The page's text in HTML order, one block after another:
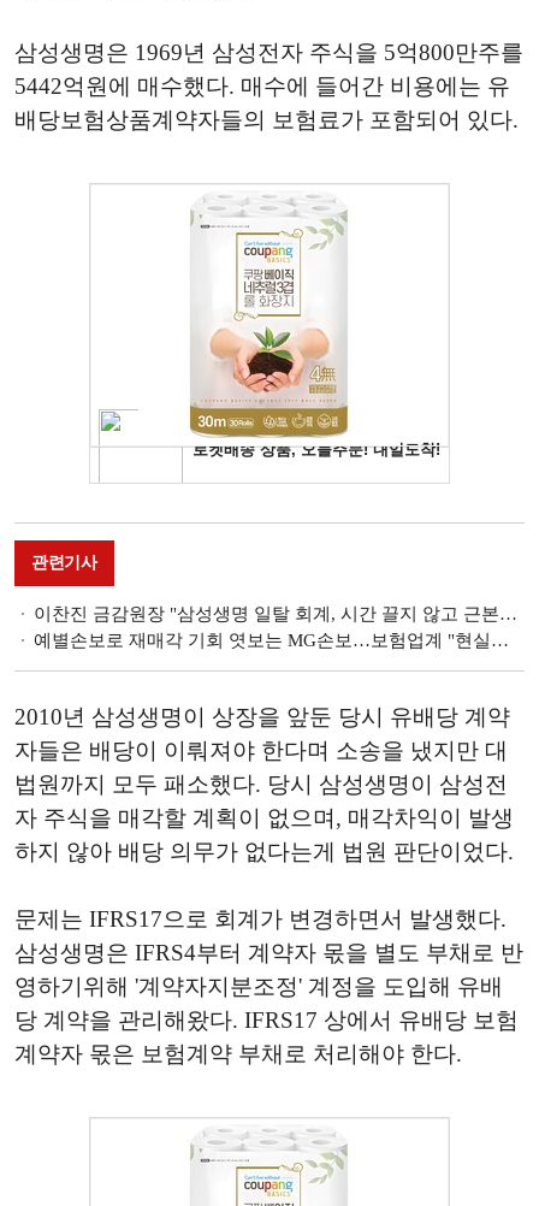
삼성생명은 1969년 삼성전자 주식을 5억800만주를
5442억원에 매수했다. 매수에 들어간 비용에는 유
배당보험상품계약자들의 보험료가 포함되어 있다.
관련기사
이찬진 금감원장 "삼성생명 일탈 회계, 시간 끌지 않고 근본적인 해결할 것" [금감원장-금융사 CEO 간담회]
예별손보로 재매각 기회 엿보는 MG손보…보험업계 "현실적으로 불가능" [MG손보 폐업]
2010년 삼성생명이 상장을 앞둔 당시 유배당 계약
자들은 배당이 이뤄져야 한다며 소송을 냈지만 대
법원까지 모두 패소했다. 당시 삼성생명이 삼성전
자 주식을 매각할 계획이 없으며, 매각차익이 발생
하지 않아 배당 의무가 없다는게 법원 판단이었다.
문제는 IFRS17으로 회계가 변경하면서 발생했다.
삼성생명은 IFRS4부터 계약자 몫을 별도 부채로 반
영하기위해 '계약자지분조정' 계정을 도입해 유배
당 계약을 관리해왔다. IFRS17 상에서 유배당 보험
계약자 몫은 보험계약 부채로 처리해야 한다.